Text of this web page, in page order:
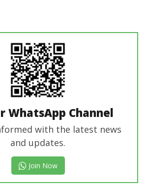
WhatsApp Channel
with the latest news
and updates.
Join Now